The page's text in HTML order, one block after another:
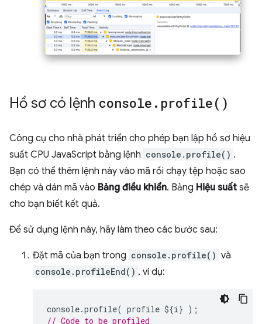
Hồ sơ có lệnh console . profile( )
Công cụ cho nhà phát triển cho phép bạn lập hồ sơ hiệu
suất CPU JavaScript bằng lệnh console.profile() .
Bạn có thể thêm lệnh này vào mã rồi chạy tệp hoặc sao
chép và dán mã vào Bảng điều khiển. Bảng Hiệu suất sẽ
cho bạn biết kết quả.
Để sử dụng lệnh này, hãy làm theo các bước sau:
Đặt mã của bạn trong console.profile() và
console.profileEnd() , ví dụ:
console.profile( profile ${i} );
// Code to be profiled